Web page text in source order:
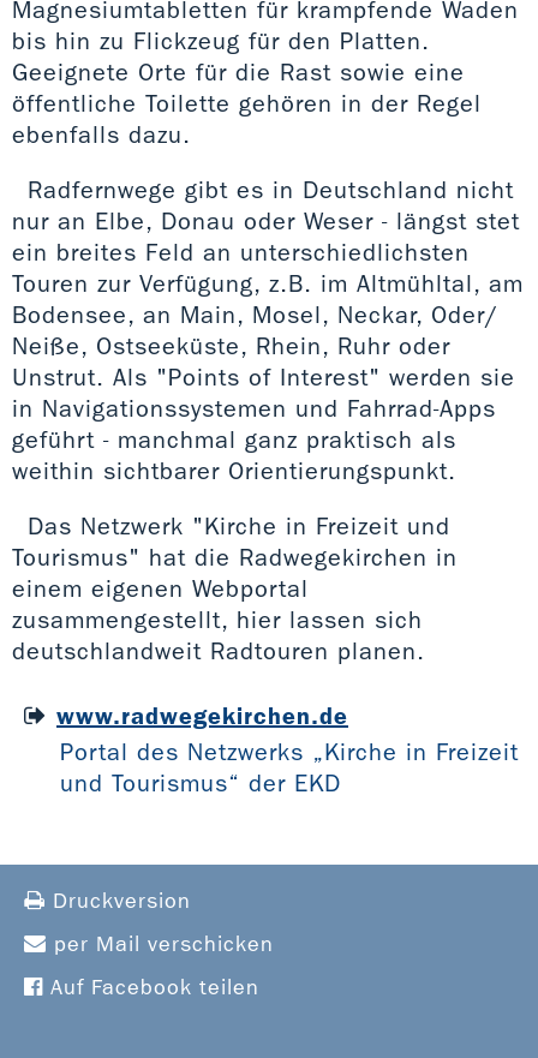
Magnesiumtabletten für krampfende Waden
bis hin zu Flickzeug für den Platten.
Geeignete Orte für die Rast sowie eine
öffentliche Toilette gehören in der Regel
ebenfalls dazu.
Radfernwege gibt es in Deutschland nicht
nur an Elbe, Donau oder Weser - längst stet
ein breites Feld an unterschiedlichsten
Touren zur Verfügung, z.B. im Altmühltal, am
Bodensee, an Main, Mosel, Neckar, Oder/
Neiße, Ostseeküste, Rhein, Ruhr oder
Unstrut. Als "Points of Interest" werden sie
in Navigationssystemen und Fahrrad-Apps
geführt - manchmal ganz praktisch als
weithin sichtbarer Orientierungspunkt.
Das Netzwerk "Kirche in Freizeit und
Tourismus" hat die Radwegekirchen in
einem eigenen Webportal
zusammengestellt, hier lassen sich
deutschlandweit Radtouren planen.
www.radwegekirchen.de
Portal des Netzwerks „Kirche in Freizeit
und Tourismus“ der EKD
Druckversion
per Mail verschicken
Auf Facebook teilen